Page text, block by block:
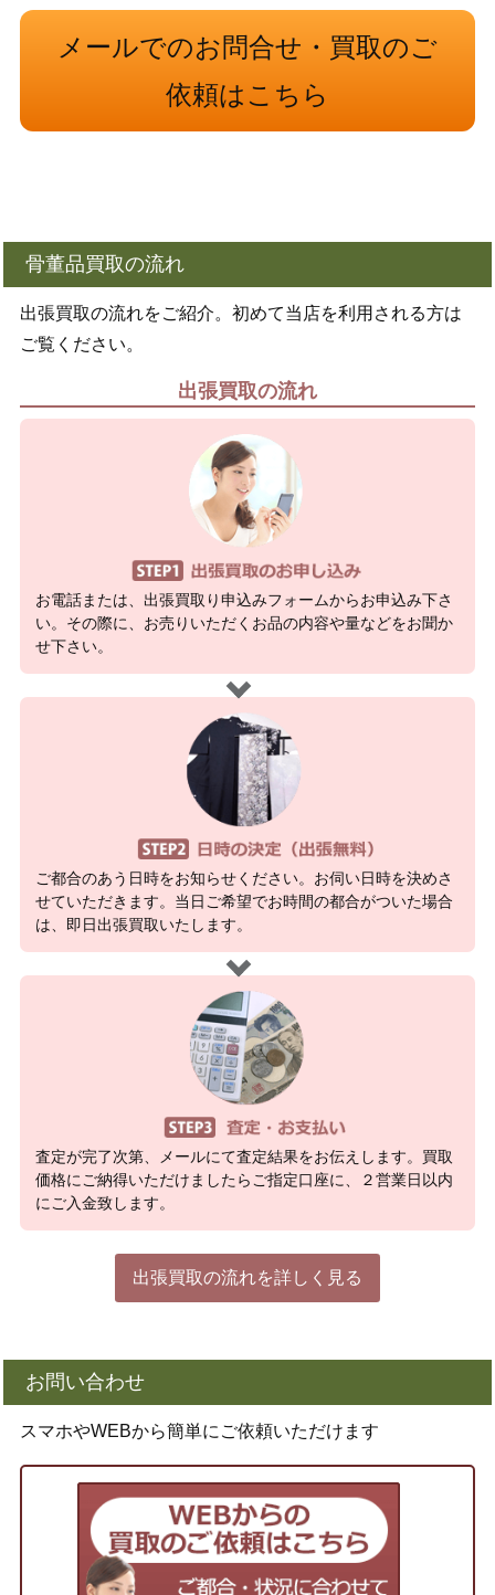
メールでのお問合せ・買取のご
依頼はこちら
骨董品買取の流れ
出張買取の流れをご紹介。初めて当店を利用される方は
ご覧ください。
出張買取の流れ
お電話または、出張買取り申込みフォームからお申込み下さ
い。その際に、お売りいただくお品の内容や量などをお聞か
せ下さい。
ご都合のあう日時をお知らせください。お伺い日時を決めさ
せていただきます。当日ご希望でお時間の都合がついた場合
は、即日出張買取いたします。
査定が完了次第、メールにて査定結果をお伝えします。買取
価格にご納得いただけましたらご指定口座に、２営業日以内
にご入金致します。
出張買取の流れを詳しく見る
お問い合わせ
スマホやWEBから簡単にご依頼いただけます